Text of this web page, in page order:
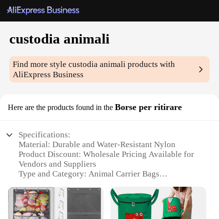
custodia animali
Find more stylecustodia animali products with
AliExpress Business
Here are the products found in the Borse per ritirare
Specifications:
Material: Durable and Water-Resistant Nylon
Product Discount: Wholesale Pricing Available for
Vendors and Suppliers
Type and Category: Animal Carrier Bags
Easy-Access Zippers
Usage and Purpose: Ideal for Pet Transportation and
Retrieval